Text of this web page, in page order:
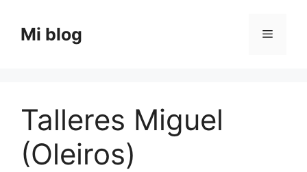
contenido
Mi blog Menú
Talleres Miguel
(Oleiros)